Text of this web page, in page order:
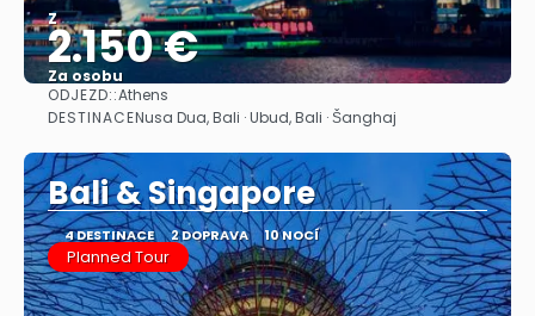
Z
2.150 €
Za osobu
Zobrazit
ODJEZD::Athens
DESTINACENusa Dua, Bali · Ubud, Bali · Šanghaj
Bali & Singapore
4 DESTINACE 2 DOPRAVA 10 NOCÍ
Planned Tour